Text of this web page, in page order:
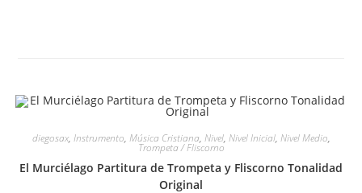
diegosax, Instrumento, Música Cristiana, Nivel, Nivel Inicial, Nivel Medio,
Trompeta / Fliscorno
El Murciélago Partitura de Trompeta y Fliscorno Tonalidad
Original